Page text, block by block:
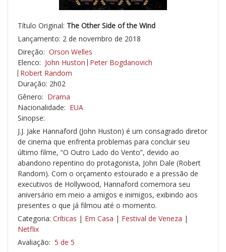
Título Original: The Other Side of the Wind
Lançamento: 2 de novembro de 2018
Direção: Orson Welles
Elenco: John Huston Peter Bogdanovich
Robert Random
Duração: 2h02
Gênero: Drama
Nacionalidade: EUA
Sinopse:
J.J. Jake Hannaford (John Huston) é um consagrado diretor
de cinema que enfrenta problemas para concluir seu
último filme, “O Outro Lado do Vento”, devido ao
abandono repentino do protagonista, John Dale (Robert
Random). Com o orçamento estourado e a pressão de
executivos de Hollywood, Hannaford comemora seu
aniversário em meio a amigos e inimigos, exibindo aos
presentes o que já filmou até o momento.
Categoria: Críticas | Em Casa | Festival de Veneza |
Netflix
Avaliação: 5 de 5